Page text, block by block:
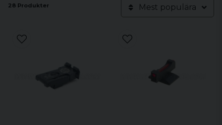
28 Produkter Mest populära